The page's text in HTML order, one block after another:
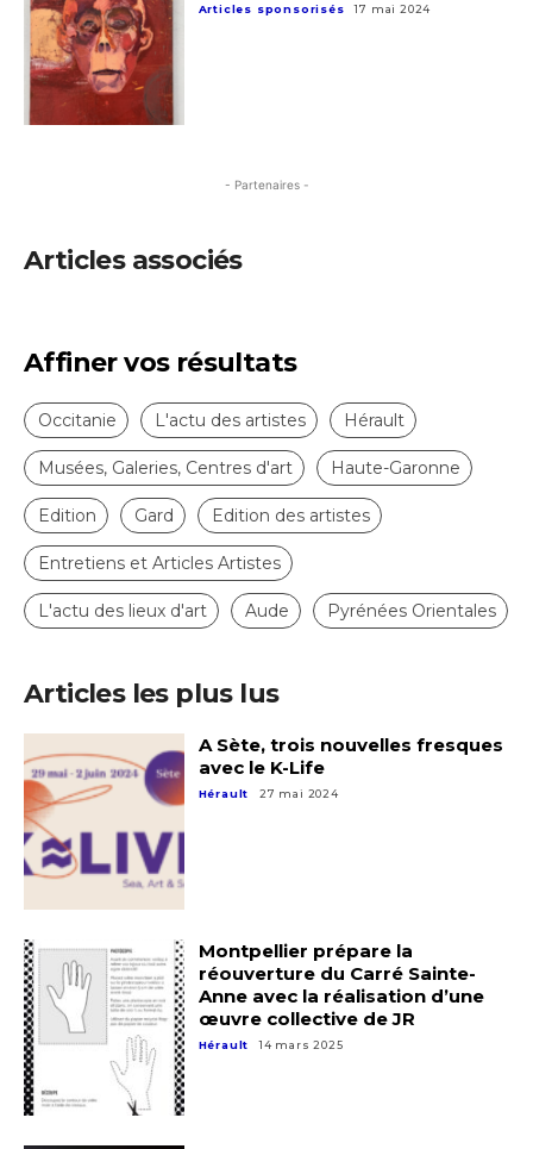
Articles sponsorisés 17 mai 2024
- Partenaires -
Articles associés
Affiner vos résultats
Occitanie L'actu des artistes Hérault
Musées, Galeries, Centres d'art Haute-Garonne
Edition Gard Edition des artistes
Entretiens et Articles Artistes
L'actu des lieux d'art Aude Pyrénées Orientales
Articles les plus lus
A Sète, trois nouvelles fresques
avec le K-Life
Hérault 27 mai 2024
Montpellier prépare la
réouverture du Carré Sainte-
Anne avec la réalisation d’une
œuvre collective de JR
Hérault 14 mars 2025